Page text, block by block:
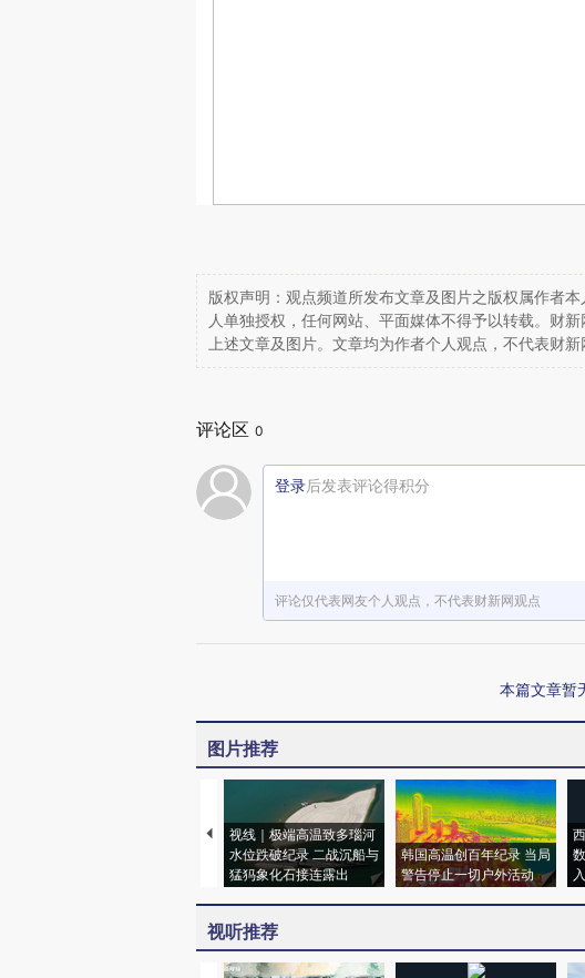
版权声明：观点频道所发布文章及图片之版权属作者
人单独授权，任何网站、平面媒体不得予以转载。财
上述文章及图片。文章均为作者个人观点，不代表财新
评论区 0
登录后发表评论得积分
评论仅代表网友个人观点，不代表财新网观点
本篇文章暂
图片推荐
视线｜极端高温致多瑙河
水位跌破纪录 二战沉船与
猛犸象化石接连露出
韩国高温创百年纪录 当局
警告停止一切户外活动
入
视听推荐